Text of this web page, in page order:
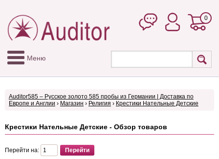
0
Меню
Auditor585 – Русское золото 585 пробы из Германии | Доставка по
Европе и Англии › Магазин › Религия › Крестики Нательные Детские
Крестики Нательные Детские - Обзор товаров
Перейти на: